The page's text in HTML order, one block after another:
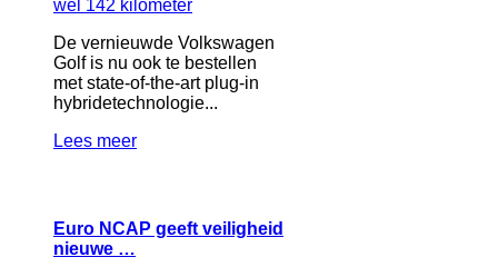
De vernieuwde Volkswagen
Golf is nu ook te bestellen
met state-of-the-art plug-in
hybridetechnologie...
Lees meer
Euro NCAP geeft veiligheid
nieuwe …